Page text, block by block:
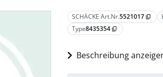
SCHÄCKE Art.Nr.5521017 content_copy
Type8435354 content_copy
Beschreibung